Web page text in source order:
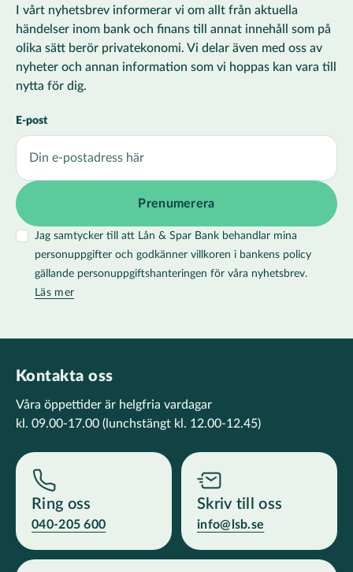
I vårt nyhetsbrev informerar vi om allt från aktuella
händelser inom bank och finans till annat innehåll som på
olika sätt berör privatekonomi. Vi delar även med oss av
nyheter och annan information som vi hoppas kan vara till
nytta för dig.
E-post
Jag samtycker till att Lån & Spar Bank behandlar mina
personuppgifter och godkänner villkoren i bankens policy
gällande personuppgiftshanteringen för våra nyhetsbrev.
Läs mer
Kontakta oss
Våra öppettider är helgfria vardagar
kl. 09.00-17.00 (lunchstängt kl. 12.00-12.45)
Ring oss
040-205 600
Skriv till oss
info@lsb.se